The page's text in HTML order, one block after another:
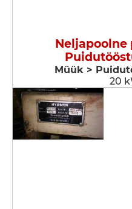
Neljapoolne
Müük >
20